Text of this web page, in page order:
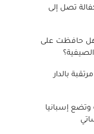
تصل إلى
هل حافظت على
بالدار
إسبانيا